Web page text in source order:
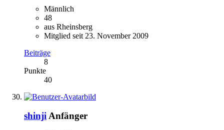
Männlich
48
aus Rheinsberg
Mitglied seit 23. November 2009
Beiträge
8
Punkte
40
shinjiAnfänger